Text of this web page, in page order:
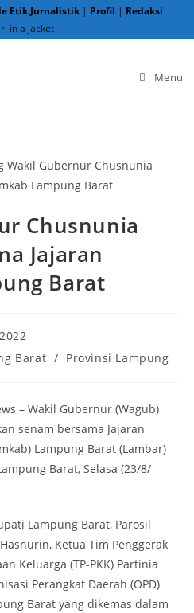
Etik Jurnalistik | Profil | Redaksi
Menu
Chusnunia
Jajaran
Barat
Barat / Provinsi Lampung
– Wakil Gubernur (Wagub)
senam bersama Jajaran
Lampung Barat (Lambar)
Barat, Selasa (23/8/
Lampung Barat, Parosil
Ketua Tim Penggerak
Keluarga (TP-PKK) Partinia
Perangkat Daerah (OPD)
Barat yang dikemas dalam